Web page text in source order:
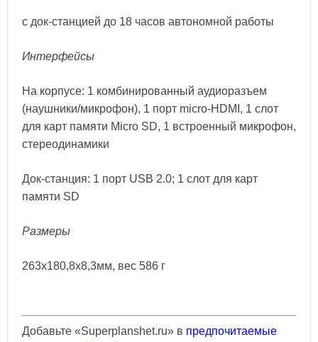
с док-станцией до 18 часов автономной работы
Интерфейсы
На корпусе: 1 комбинированный аудиоразъем
(наушники/микрофон), 1 порт micro-HDMI, 1 слот
для карт памяти Micro SD, 1 встроенный микрофон,
стереодинамики
Док-станция: 1 порт USB 2.0; 1 слот для карт
памяти SD
Размеры
263x180,8x8,3мм, вес 586 г
Добавьте «Superplanshet.ru» в предпочитаемые